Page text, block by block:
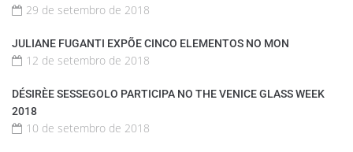
29 de setembro de 2018
JULIANE FUGANTI EXPÕE CINCO ELEMENTOS NO MON
12 de setembro de 2018
DÉSIRÈE SESSEGOLO PARTICIPA NO THE VENICE GLASS WEEK
2018
10 de setembro de 2018